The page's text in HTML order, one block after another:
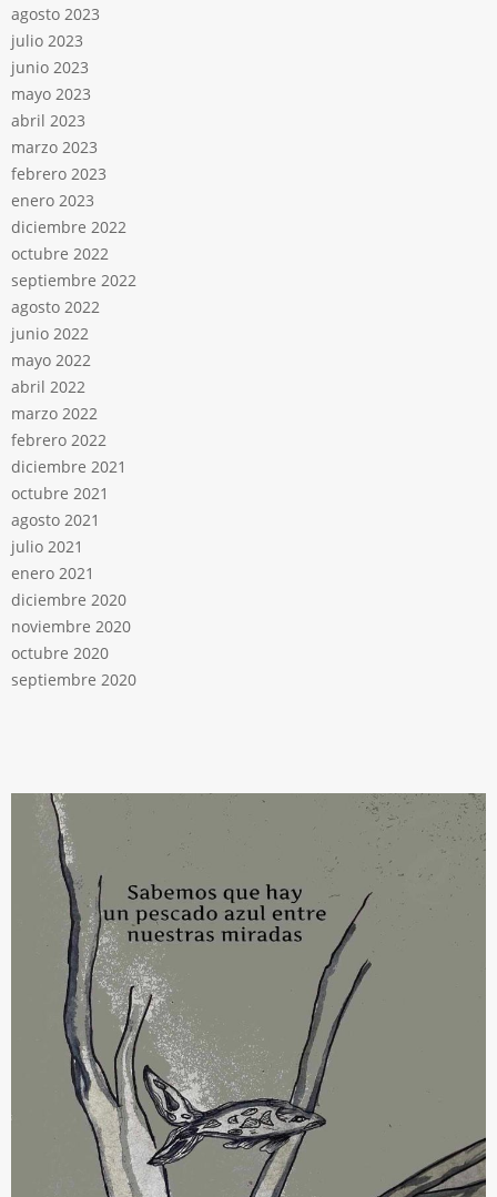
agosto 2023
julio 2023
junio 2023
mayo 2023
abril 2023
marzo 2023
febrero 2023
enero 2023
diciembre 2022
octubre 2022
septiembre 2022
agosto 2022
junio 2022
mayo 2022
abril 2022
marzo 2022
febrero 2022
diciembre 2021
octubre 2021
agosto 2021
julio 2021
enero 2021
diciembre 2020
noviembre 2020
octubre 2020
septiembre 2020